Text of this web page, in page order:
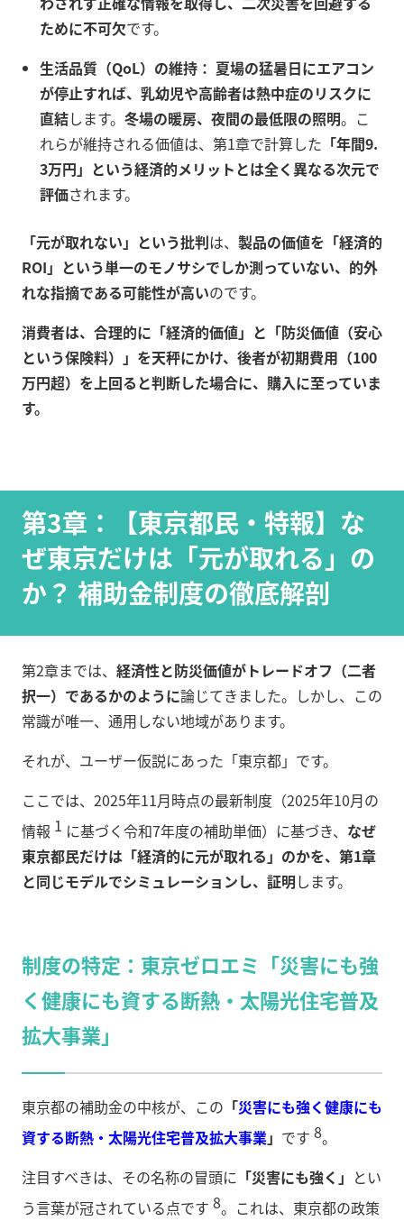
ために不可欠です。
生活品質（QoL）の維持： 夏場の猛暑日にエアコン
が停止すれば、乳幼児や高齢者は熱中症のリスクに
直結します。 冬場の暖房、夜間の最低限の照明。こ
れらが維持される価値は、第1章で計算した 「年間9.
3万円」という経済的メリットとは全く異なる次元で
評価されます。
「元が取れない」という批判は、 製品の価値を「経済的
ROI」という単一のモノサシでしか測っていない、的外
れな指摘である可能性が高いのです。
消費者は、合理的に「経済的価値」と「防災価値（安心
という保険料）」を天秤にかけ、後者が初期費用（100
万円超）を上回ると判断した場合に、購入に至っていま
す。
第3章：【東京都民・特報】な
ぜ東京だけは「元が取れる」の
か？ 補助金制度の徹底解剖
第2章までは、 経済性と防災価値がトレードオフ（二者
択一）であるかのように論じてきました。しかし、この
常識が唯一、通用しない地域があります。
それが、ユーザー仮説にあった「東京都」です。
ここでは、2025年11月時点の最新制度（2025年10月の
情報 1 に基づく令和7年度の補助単価）に基づき、 なぜ
東京都民だけは「経済的に元が取れる」のかを、第1章
と同じモデルでシミュレーションし、証明します。
制度の特定：東京ゼロエミ「災害にも強
く健康にも資する断熱・太陽光住宅普及
拡大事業」
東京都の補助金の中核が、この 「災害にも強く健康にも
資する断熱・太陽光住宅普及拡大事業」 です 8。
注目すべきは、その名称の冒頭に 「災害にも強く」 とい
う言葉が冠されている点です 8。これは、東京都の政策